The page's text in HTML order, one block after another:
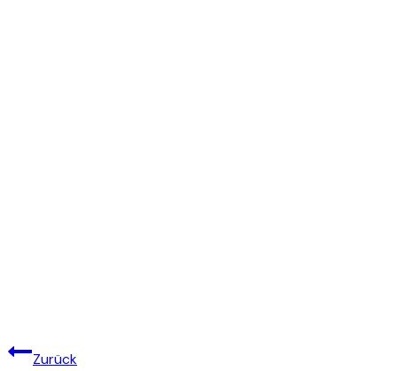
Beitragsnavigation
Zurück